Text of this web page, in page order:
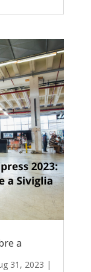
a
31, 2023 |